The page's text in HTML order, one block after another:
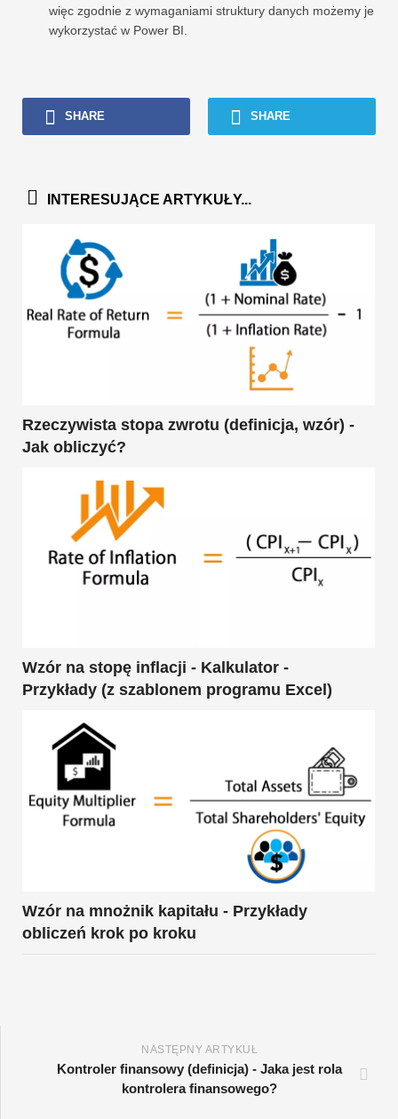
więc zgodnie z wymaganiami struktury danych możemy je
wykorzystać w Power BI.
SHARE SHARE
INTERESUJĄCE ARTYKUŁY...
Rzeczywista stopa zwrotu (definicja, wzór) -
Jak obliczyć?
Wzór na stopę inflacji - Kalkulator -
Przykłady (z szablonem programu Excel)
Wzór na mnożnik kapitału - Przykłady
obliczeń krok po kroku
NASTĘPNY ARTYKUŁ
Kontroler finansowy (definicja) - Jaka jest rola
kontrolera finansowego?